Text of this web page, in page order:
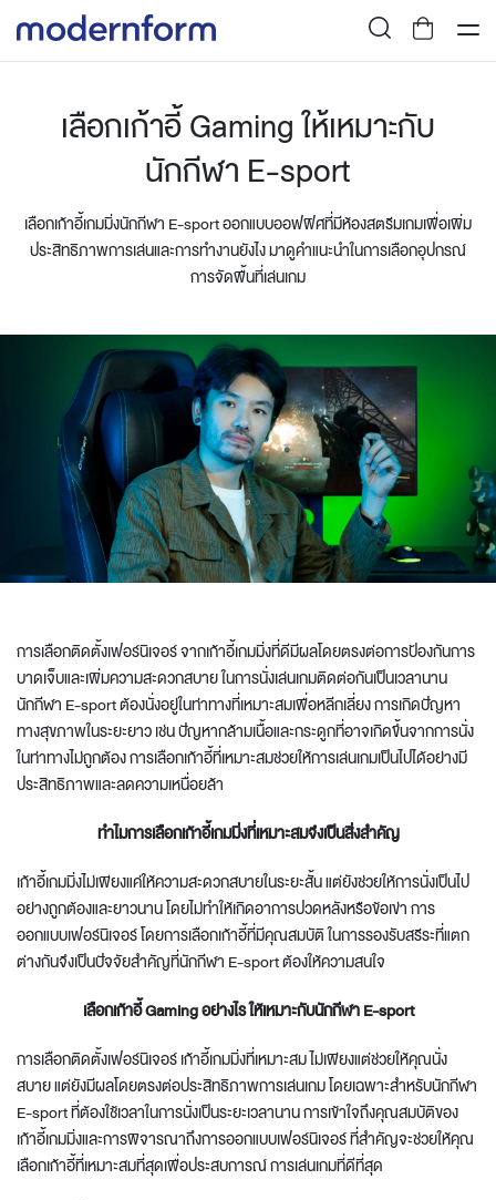
เลือกเก้าอี้ Gaming ให้เหมาะกับ
นักกีฬา E-sport
เลือกเก้าอี้เกมมิ่งนักกีฬา E-sport ออกแบบออฟฟิศที่มีห้องสตรีมเกมเพื่อเพิ่ม
ประสิทธิภาพการเล่นและการทำงานยังไง มาดูคำแนะนำในการเลือกอุปกรณ์
การจัดพื้นที่เล่นเกม
การเลือกติดตั้งเฟอร์นิเจอร์จากเก้าอี้เกมมิ่งที่ดีมีผลโดยตรงต่อการป้องกันการ
บาดเจ็บและเพิ่มความสะดวกสบาย ในการนั่งเล่นเกมติดต่อกันเป็นเวลานาน
นักกีฬา E-sport ต้องนั่งอยู่ในท่าทางที่เหมาะสมเพื่อหลีกเลี่ยง การเกิดปัญหา
ทางสุขภาพในระยะยาว เช่น ปัญหากล้ามเนื้อและกระดูกที่อาจเกิดขึ้นจากการนั่ง
ในท่าทางไม่ถูกต้อง การเลือกเก้าอี้ที่เหมาะสมช่วยให้การเล่นเกมเป็นไปได้อย่างมี
ประสิทธิภาพและลดความเหนื่อยล้า
ทำไมการเลือกเก้าอี้เกมมิ่งที่เหมาะสมจึงเป็นสิ่งสำคัญ
เก้าอี้เกมมิ่งไม่เพียงแค่ให้ความสะดวกสบายในระยะสั้น แต่ยังช่วยให้การนั่งเป็นไป
อย่างถูกต้องและยาวนาน โดยไม่ทำให้เกิดอาการปวดหลังหรือข้อเข่า การ
ออกแบบเฟอร์นิเจอร์โดยการเลือกเก้าอี้ที่มีคุณสมบัติ ในการรองรับสรีระที่แตก
ต่างกันจึงเป็นปัจจัยสำคัญที่นักกีฬา E-sport ต้องให้ความสนใจ
เลือกเก้าอี้ Gaming อย่างไร ให้เหมาะกับนักกีฬา E-sport
การเลือกติดตั้งเฟอร์นิเจอร์เก้าอี้เกมมิ่งที่เหมาะสม ไม่เพียงแต่ช่วยให้คุณนั่ง
สบาย แต่ยังมีผลโดยตรงต่อประสิทธิภาพการเล่นเกม โดยเฉพาะสำหรับนักกีฬา
E-sport ที่ต้องใช้เวลาในการนั่งเป็นระยะเวลานาน การเข้าใจถึงคุณสมบัติของ
เก้าอี้เกมมิ่งและการพิจารณาถึงการออกแบบเฟอร์นิเจอร์ที่สำคัญจะช่วยให้คุณ
เลือกเก้าอี้ที่เหมาะสมที่สุดเพื่อประสบการณ์ การเล่นเกมที่ดีที่สุด